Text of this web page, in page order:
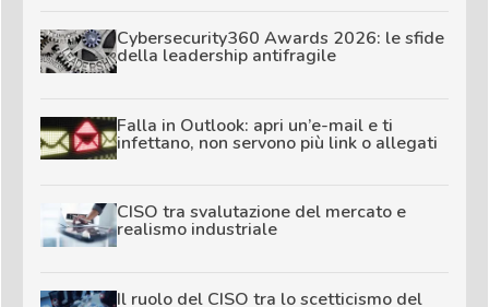
Cybersecurity360 Awards 2026: le sfide
della leadership antifragile
Falla in Outlook: apri un’e-mail e ti
infettano, non servono più link o allegati
CISO tra svalutazione del mercato e
realismo industriale
Il ruolo del CISO tra lo scetticismo del